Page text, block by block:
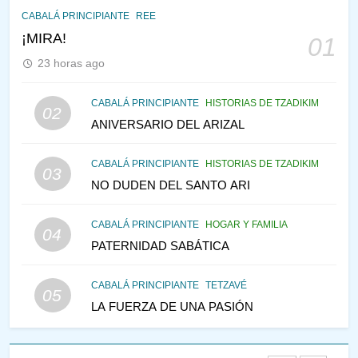
CABALÁ PRINCIPIANTE REE
¡MIRA! 01
23 horas ago
02
CABALÁ PRINCIPIANTE HISTORIAS DE TZADIKIM
ANIVERSARIO DEL ARIZAL
03
CABALÁ PRINCIPIANTE HISTORIAS DE TZADIKIM
NO DUDEN DEL SANTO ARI
04
CABALÁ PRINCIPIANTE HOGAR Y FAMILIA
PATERNIDAD SABÁTICA
05
CABALÁ PRINCIPIANTE TETZAVÉ
LA FUERZA DE UNA PASIÓN
2
A LA LUZ DEL JUDAÍSMO
Pirkei Avot 3:7 SOLO DIOS
4
LA LEY JUDIA DE ATRACCIÓN